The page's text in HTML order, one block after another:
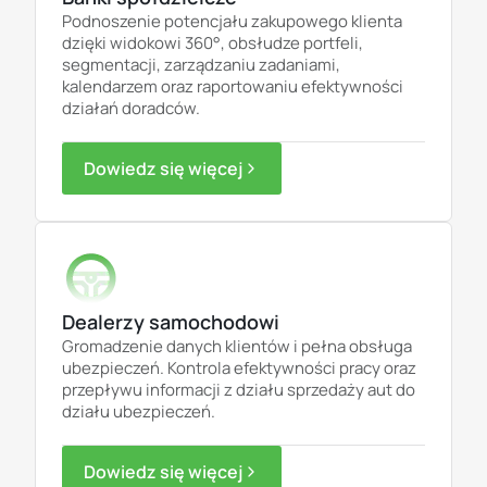
Podnoszenie potencjału zakupowego klienta
dzięki widokowi 360°, obsłudze portfeli,
segmentacji, zarządzaniu zadaniami,
kalendarzem oraz raportowaniu efektywności
działań doradców.
Dowiedz się więcej
Dealerzy samochodowi
Gromadzenie danych klientów i pełnaobsługa
ubezpieczeń. Kontrola efektywności pracy oraz
przepływu informacji z działu sprzedaży aut do
działu ubezpieczeń.
Dowiedz się więcej